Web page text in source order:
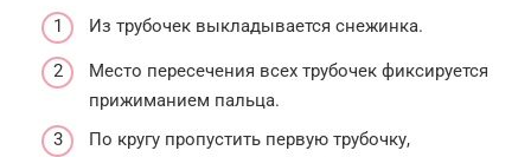
Из трубочек выкладывается снежинка.
Место пересечения всех трубочек фиксируется
прижиманием пальца.
По кругу пропустить первую трубочку,